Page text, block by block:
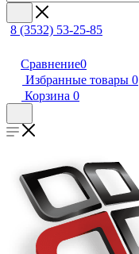
8 (3532) 53-25-85
Сравнение0
Избранные товары 0
Корзина 0